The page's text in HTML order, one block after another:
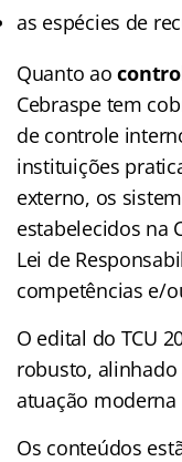
as espécies de
Quanto ao
Cebraspe tem
de controle
instituições
externo, os
estabelecidos na
Lei de
competências e/
O edital do TCU
robusto, alinhado
atuação
Os conteúdos